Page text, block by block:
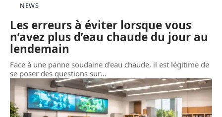
NEWS
Les erreurs à éviter lorsque vous
n’avez plus d’eau chaude du jour au
lendemain
Face à une panne soudaine d'eau chaude, il est légitime de
se poser des questions sur…